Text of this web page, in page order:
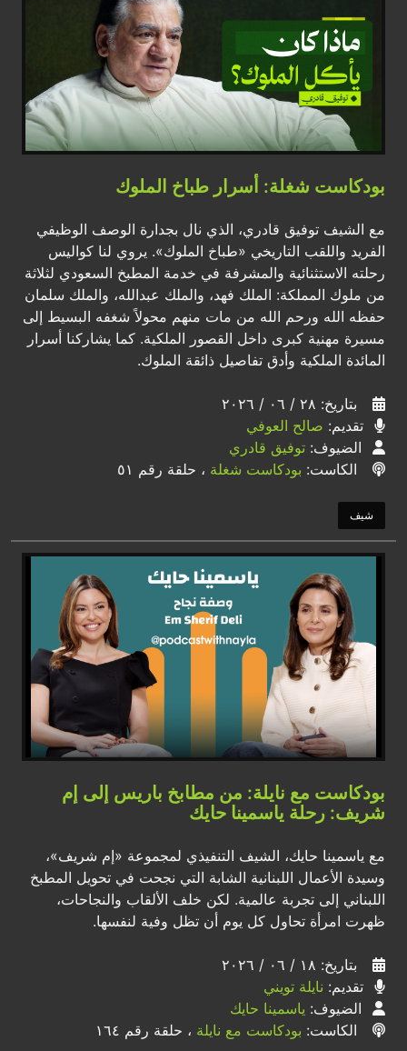
بودكاست شغلة: أسرار طباخ الملوك
مع الشيف توفيق قادري، الذي نال بجدارة الوصف الوظيفي
الفريد واللقب التاريخي «طباخ الملوك». يروي لنا كواليس
رحلته الاستثنائية والمشرفة في خدمة المطبخ السعودي لثلاثة
من ملوك المملكة: الملك فهد، والملك عبدالله، والملك سلمان
حفظه الله ورحم الله من مات منهم محولاً شغفه البسيط إلى
مسيرة مهنية كبرى داخل القصور الملكية. كما يشاركنا أسرار
المائدة الملكية وأدق تفاصيل ذائقة الملوك.
بتاريخ: ٢٨ / ٠٦ / ٢٠٢٦
تقديم: صالح العوفي
الضيوف: توفيق قادري
الكاست: بودكاست شغلة ، حلقة رقم ٥١
شيف
بودكاست مع نايلة: من مطابخ باريس إلى إم
شريف: رحلة ياسمينا حايك
مع ياسمينا حايك، الشيف التنفيذي لمجموعة «إم شريف»،
وسيدة الأعمال اللبنانية الشابة التي نجحت في تحويل المطبخ
اللبناني إلى تجربة عالمية. لكن خلف الألقاب والنجاحات،
ظهرت امرأة تحاول كل يوم أن تظل وفية لنفسها.
بتاريخ: ١٨ / ٠٦ / ٢٠٢٦
تقديم: نايلة تويني
الضيوف: ياسمينا حايك
الكاست: بودكاست مع نايلة ، حلقة رقم ١٦٤